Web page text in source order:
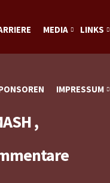
MEDIA LINKS
IMPRESSUM
,